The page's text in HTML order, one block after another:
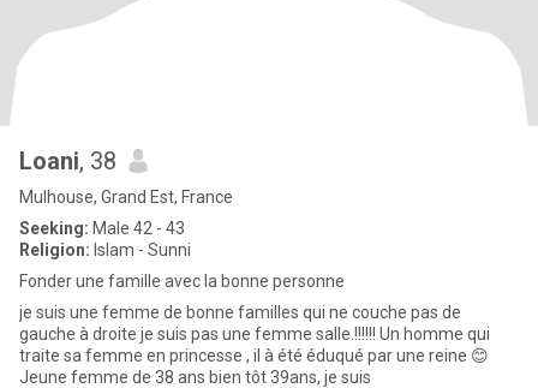
Loani, 38
Mulhouse, Grand Est, France
Seeking: Male 42 - 43
Religion: Islam - Sunni
Fonder une famille avec la bonne personne
je suis une femme de bonne familles qui ne couche pas de
gauche à droite je suis pas une femme salle.!!!!!! Un homme qui
traite sa femme en princesse , il à été éduqué par une reine 😊
Jeune femme de 38 ans bien tôt 39ans, je suis